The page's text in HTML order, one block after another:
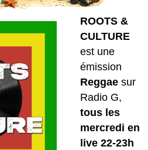
ROOTS &
CULTURE
est une
émission
Reggae sur
Radio G,
tous les
mercredi en
live 22-23h